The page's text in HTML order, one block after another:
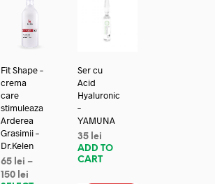
Fit Shape –
crema
care
stimuleaza
Arderea
Grasimii –
Dr.Kelen
65 lei –
150 lei
Ser cu
Acid
Hyaluronic
–
YAMUNA
35 lei
ADD TO
CART